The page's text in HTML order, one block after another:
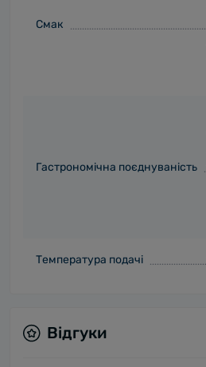
Смак
Гастрономічна поєднуваність
Температура подачі
Відгуки